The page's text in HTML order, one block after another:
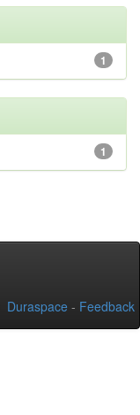
1
1
Duraspace - Feedback